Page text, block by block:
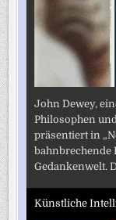
John Dewey,
Philosophen
präsentiert in
bahnbrechende
Gedankenwelt.
Künstliche